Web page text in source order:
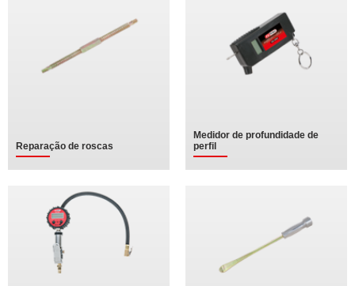
Reparação de roscas
Medidor de profundidade de
perfil